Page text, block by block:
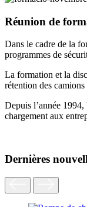
Réunion de
Dans le cadre de la
programmes de
La formation et la
rétention des
Depuis l’année
chargement aux
Dernières